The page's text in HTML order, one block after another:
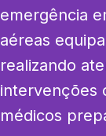
emergência
aéreas
realizando
intervenções
médicos